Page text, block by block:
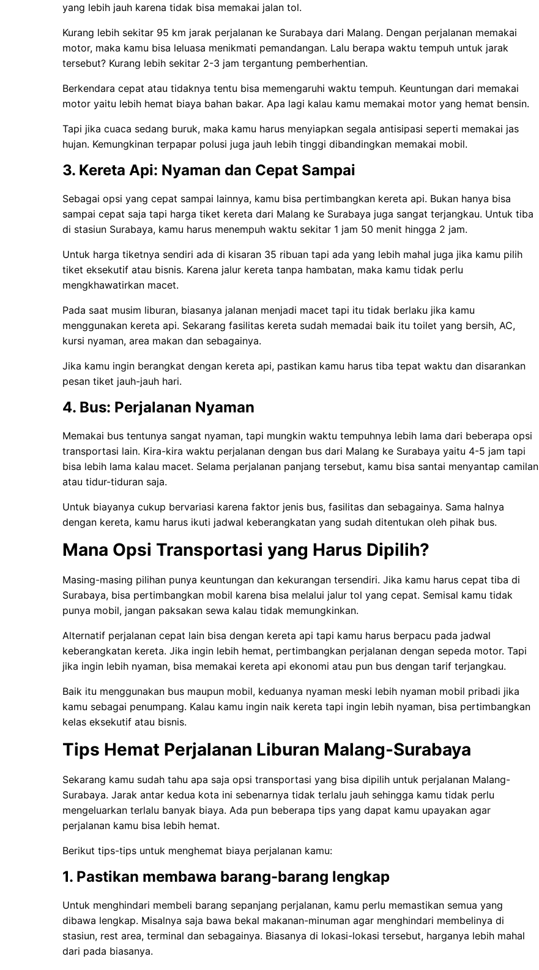
yang lebih jauh karena tidak bisa memakai jalan tol.
Kurang lebih sekitar 95 km jarak perjalanan ke Surabaya dari Malang. Dengan perjalanan memakai
motor, maka kamu bisa leluasa menikmati pemandangan. Lalu berapa waktu tempuh untuk jarak
tersebut? Kurang lebih sekitar 2-3 jam tergantung pemberhentian.
Berkendara cepat atau tidaknya tentu bisa memengaruhi waktu tempuh. Keuntungan dari memakai
motor yaitu lebih hemat biaya bahan bakar. Apa lagi kalau kamu memakai motor yang hemat bensin.
Tapi jika cuaca sedang buruk, maka kamu harus menyiapkan segala antisipasi seperti memakai jas
hujan. Kemungkinan terpapar polusi juga jauh lebih tinggi dibandingkan memakai mobil.
3. Kereta Api: Nyaman dan Cepat Sampai
Sebagai opsi yang cepat sampai lainnya, kamu bisa pertimbangkan kereta api. Bukan hanya bisa
sampai cepat saja tapi harga tiket kereta dari Malang ke Surabaya juga sangat terjangkau. Untuk tiba
di stasiun Surabaya, kamu harus menempuh waktu sekitar 1 jam 50 menit hingga 2 jam.
Untuk harga tiketnya sendiri ada di kisaran 35 ribuan tapi ada yang lebih mahal juga jika kamu pilih
tiket eksekutif atau bisnis. Karena jalur kereta tanpa hambatan, maka kamu tidak perlu
mengkhawatirkan macet.
Pada saat musim liburan, biasanya jalanan menjadi macet tapi itu tidak berlaku jika kamu
menggunakan kereta api. Sekarang fasilitas kereta sudah memadai baik itu toilet yang bersih, AC,
kursi nyaman, area makan dan sebagainya.
Jika kamu ingin berangkat dengan kereta api, pastikan kamu harus tiba tepat waktu dan disarankan
pesan tiket jauh-jauh hari.
4. Bus: Perjalanan Nyaman
Memakai bus tentunya sangat nyaman, tapi mungkin waktu tempuhnya lebih lama dari beberapa opsi
transportasi lain. Kira-kira waktu perjalanan dengan bus dari Malang ke Surabaya yaitu 4-5 jam tapi
bisa lebih lama kalau macet. Selama perjalanan panjang tersebut, kamu bisa santai menyantap camilan
atau tidur-tiduran saja.
Untuk biayanya cukup bervariasi karena faktor jenis bus, fasilitas dan sebagainya. Sama halnya
dengan kereta, kamu harus ikuti jadwal keberangkatan yang sudah ditentukan oleh pihak bus.
Mana Opsi Transportasi yang Harus Dipilih?
Masing-masing pilihan punya keuntungan dan kekurangan tersendiri. Jika kamu harus cepat tiba di
Surabaya, bisa pertimbangkan mobil karena bisa melalui jalur tol yang cepat. Semisal kamu tidak
punya mobil, jangan paksakan sewa kalau tidak memungkinkan.
Alternatif perjalanan cepat lain bisa dengan kereta api tapi kamu harus berpacu pada jadwal
keberangkatan kereta. Jika ingin lebih hemat, pertimbangkan perjalanan dengan sepeda motor. Tapi
jika ingin lebih nyaman, bisa memakai kereta api ekonomi atau pun bus dengan tarif terjangkau.
Baik itu menggunakan bus maupun mobil, keduanya nyaman meski lebih nyaman mobil pribadi jika
kamu sebagai penumpang. Kalau kamu ingin naik kereta tapi ingin lebih nyaman, bisa pertimbangkan
kelas eksekutif atau bisnis.
Tips Hemat Perjalanan Liburan Malang-Surabaya
Sekarang kamu sudah tahu apa saja opsi transportasi yang bisa dipilih untuk perjalanan Malang-
Surabaya. Jarak antar kedua kota ini sebenarnya tidak terlalu jauh sehingga kamu tidak perlu
mengeluarkan terlalu banyak biaya. Ada pun beberapa tips yang dapat kamu upayakan agar
perjalanan kamu bisa lebih hemat.
Berikut tips-tips untuk menghemat biaya perjalanan kamu:
1. Pastikan membawa barang-barang lengkap
Untuk menghindari membeli barang sepanjang perjalanan, kamu perlu memastikan semua yang
dibawa lengkap. Misalnya saja bawa bekal makanan-minuman agar menghindari membelinya di
stasiun, rest area, terminal dan sebagainya. Biasanya di lokasi-lokasi tersebut, harganya lebih mahal
dari pada biasanya.